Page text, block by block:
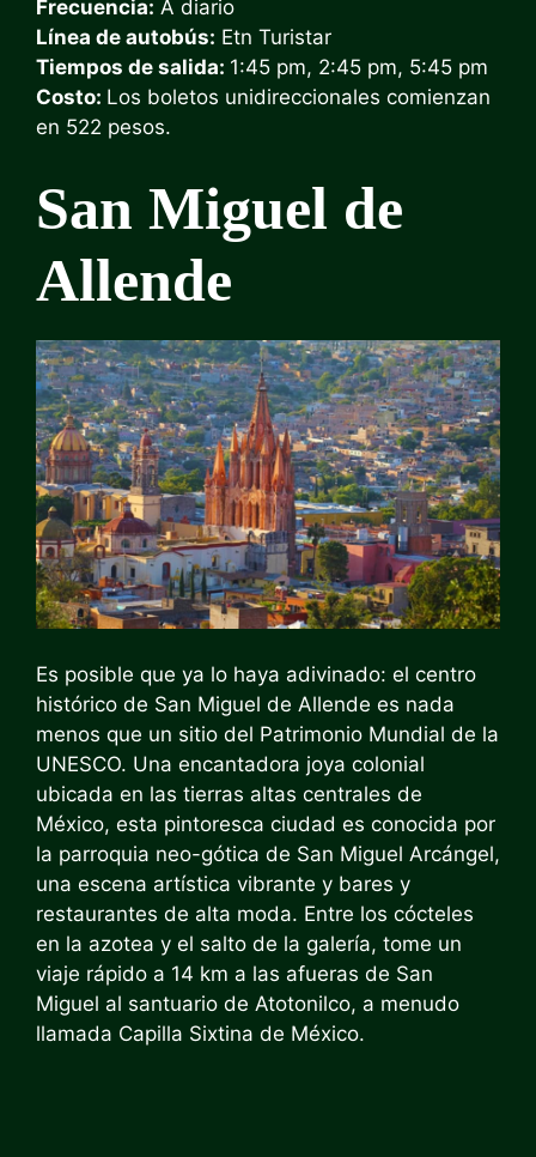
Frecuencia: A diario
Línea de autobús: Etn Turistar
Tiempos de salida: 1:45 pm, 2:45 pm, 5:45 pm
Costo: Los boletos unidireccionales comienzan
en 522 pesos.
San Miguel de
Allende
Es posible que ya lo haya adivinado: el centro
histórico de San Miguel de Allende es nada
menos que un sitio del Patrimonio Mundial de la
UNESCO. Una encantadora joya colonial
ubicada en las tierras altas centrales de
México, esta pintoresca ciudad es conocida por
la parroquia neo-gótica de San Miguel Arcángel,
una escena artística vibrante y bares y
restaurantes de alta moda. Entre los cócteles
en la azotea y el salto de la galería, tome un
viaje rápido a 14 km a las afueras de San
Miguel al santuario de Atotonilco, a menudo
llamada Capilla Sixtina de México.